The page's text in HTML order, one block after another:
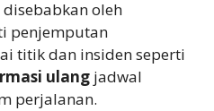
oleh
penjemputan
titik dan insiden seperti
ulang jadwal
perjalanan.